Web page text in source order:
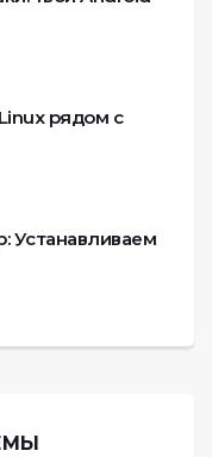
рядом с
Устанавливаем